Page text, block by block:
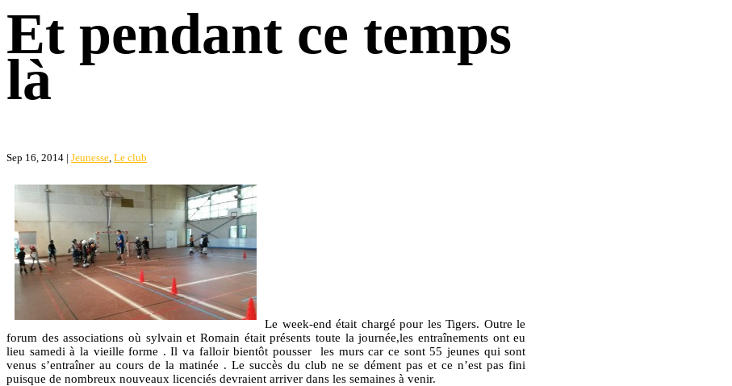
Et pendant ce temps
là
Sep 16, 2014 | Jeunesse Le club
Le week-end était chargé pour les Tigers. Outre le
forum des associations où sylvain et Romain était présents toute la journée,les entraînements ont eu
lieu samedi à la vieille forme . Il va falloir bientôt pousser les murs car ce sont 55 jeunes qui sont
venus s’entraîner au cours de la matinée . Le succès du club ne se dément pas et ce n’est pas fini
puisque de nombreux nouveaux licenciés devraient arriver dans les semaines à venir.